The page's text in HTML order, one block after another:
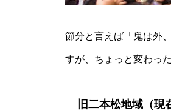
節分と言えば「鬼は外
すが、ちょっと変わっ
旧二本松地域（現